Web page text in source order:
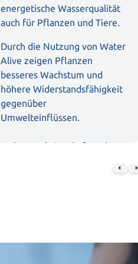
energetische Wasserqualität
auch für Pflanzen und Tiere.
Durch die Nutzung von Water
Alive zeigen Pflanzen
besseres Wachstum und
höhere Widerstandsfähigkeit
gegenüber
Umwelteinflüssen.
In der Landwirtschaft und